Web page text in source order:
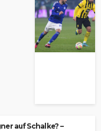
auf Schalke? –